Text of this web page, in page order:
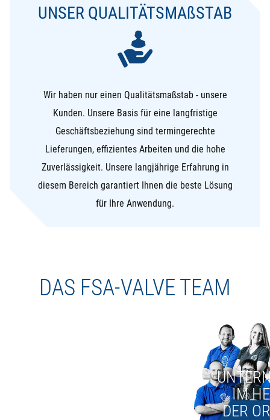
UNSER QUALITÄTSMAßSTAB
Wir haben nur einen Qualitätsmaßstab - unsere
Kunden. Unsere Basis für eine langfristige
Geschäftsbeziehung sind termingerechte
Lieferungen, effizientes Arbeiten und die hohe
Zuverlässigkeit. Unsere langjährige Erfahrung in
diesem Bereich garantiert Ihnen die beste Lösung
für Ihre Anwendung.
DAS FSA-VALVE TEAM
IM
DER